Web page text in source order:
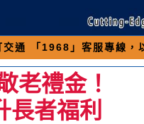
客服專線，以避免遇
老禮金！
長者福利